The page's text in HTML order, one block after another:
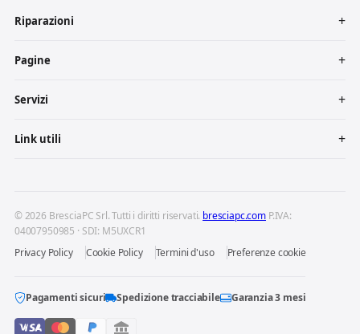
Riparazioni
Pagine
Servizi
Link utili
© 2026 BresciaPC Srl. Tutti i diritti riservati. bresciapc.com P.IVA:
04007950985 · SDI: M5UXCR1
Privacy Policy
Cookie Policy Termini d'uso Preferenze cookie
Pagamenti sicuri Spedizione tracciabile Garanzia 3 mesi